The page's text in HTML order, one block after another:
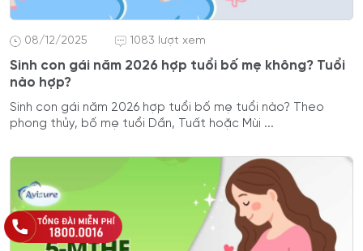
08/12/2025 1083 lượt xem
Sinh con gái năm 2026 hợp tuổi bố mẹ không? Tuổi
nào hợp?
Sinh con gái năm 2026 hợp tuổi bố mẹ tuổi nào? Theo
phong thủy, bố mẹ tuổi Dần, Tuất hoặc Mùi ...